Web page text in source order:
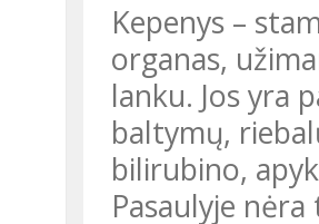
Kepenys –
organas,
lanku. Jos yra
baltymų,
bilirubino,
Pasaulyje